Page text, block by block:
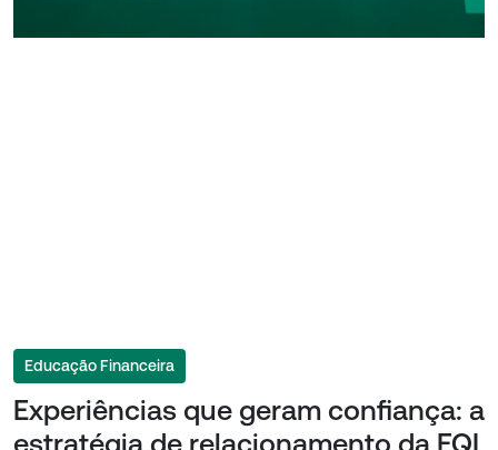
Educação Financeira
Experiências que geram confiança: a